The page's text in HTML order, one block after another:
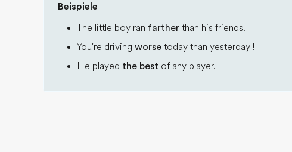
Beispiele
The little boy ran farther than his friends.
You're driving worse today than yesterday !
He played the best of any player.